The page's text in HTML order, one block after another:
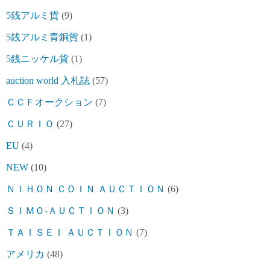
5銭アルミ貨 (9)
5銭アルミ青銅貨 (1)
5銭ニッケル貨 (1)
auction world 入札誌 (57)
ＣＣＦオークション (7)
ＣＵＲＩＯ (27)
EU (4)
NEW (10)
ＮＩＨＯＮ ＣＯＩＮ ＡＵＣＴＩＯＮ (6)
ＳＩＭＯ-ＡＵＣＴＩＯＮ (3)
ＴＡＩＳＥＩ ＡＵＣＴＩＯＮ (7)
アメリカ (48)